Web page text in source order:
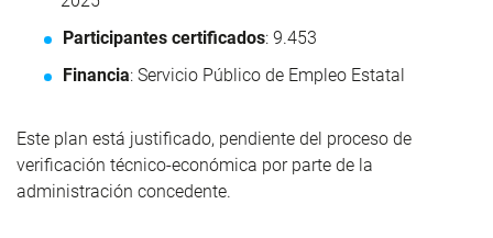
Participantes certificados: 9.453
Financia: Servicio Público de Empleo Estatal
Este plan está justificado, pendiente del proceso de
verificación técnico-económica por parte de la
administración concedente.